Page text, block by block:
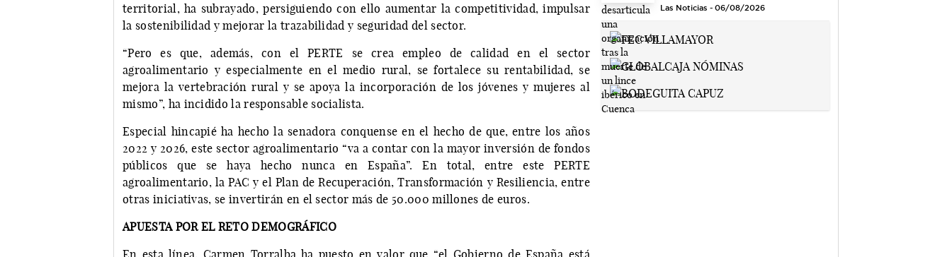
territorial, ha subrayado, persiguiendo con ello aumentar la competitividad, impulsar
la sostenibilidad y mejorar la trazabilidad y seguridad del sector.
“Pero es que, además, con el PERTE se crea empleo de calidad en el sector
agroalimentario y especialmente en el medio rural, se fortalece su rentabilidad, se
mejora la vertebración rural y se apoya la incorporación de los jóvenes y mujeres al
mismo”, ha incidido la responsable socialista.
Especial hincapié ha hecho la senadora conquense en el hecho de que, entre los años
2022 y 2026, este sector agroalimentario “va a contar con la mayor inversión de fondos
públicos que se haya hecho nunca en España”. En total, entre este PERTE
agroalimentario, la PAC y el Plan de Recuperación, Transformación y Resiliencia, entre
otras iniciativas, se invertirán en el sector más de 50.000 millones de euros.
APUESTA POR EL RETO DEMOGRÁFICO
Las Noticias - 06/08/2026